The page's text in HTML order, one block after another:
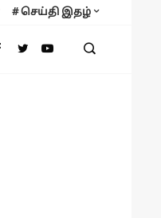
# செய்தி இதழ்